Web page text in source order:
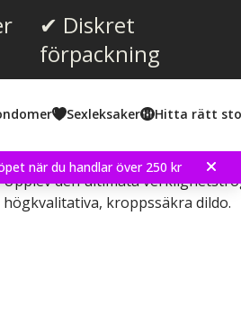
✔ Diskret
förpackning
Sexleksaker Hitta rätt
när du handlar över 250 kr
Snittbetyg:
3.8 röster:
4
Penis Sheath - 9" / 23 cm
Upplev den ultimata
högkvalitativa, kroppssäkra dildo.